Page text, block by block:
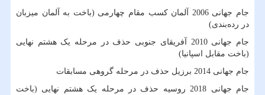
جام جهانی 2006 آلمان کسب مقام چهارمی (باخت به آلمان میزبان
در رده‌بندی)
جام جهانی 2010 آفریقای جنوبی حذف در مرحله یک هشتم نهایی
(باخت مقابل اسپانیا)
جام جهانی 2014 برزیل حذف در مرحله گروهی مسابقات
جام جهانی 2018 روسیه حذف در مرحله یک هشتم نهایی (باخت